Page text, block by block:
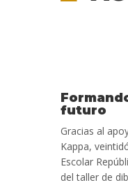
futuro
Gracias al
Kappa,
Escolar
del taller de